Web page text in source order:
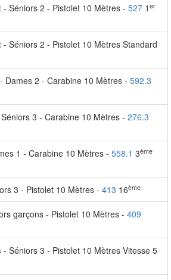
- Séniors 2 - Pistolet 10 Mètres - 527 1 er
- Séniors 2 - Pistolet 10 Mètres Standard
- Dames 2 - Carabine 10 Mètres - 592.3
3 - Carabine 10 Mètres - 276.3
1 - Carabine 10 Mètres - 558.1 3ème
3 - Pistolet 10 Mètres - 413 16ème
garçons - Pistolet 10 Mètres - 409
- Séniors 3 - Pistolet 10 Mètres Vitesse 5